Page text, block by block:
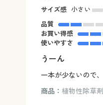
サイズ感 小さい
品質
お買い得感
使いやすさ
うーん
一本が少ないので
商品： 植物性除草剤